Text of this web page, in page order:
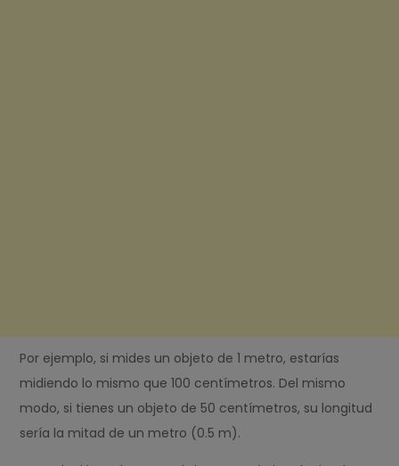
Por ejemplo, si mides un objeto de 1 metro, estarías
midiendo lo mismo que 100 centímetros. Del mismo
modo, si tienes un objeto de 50 centímetros, su longitud
sería la mitad de un metro (0.5 m).